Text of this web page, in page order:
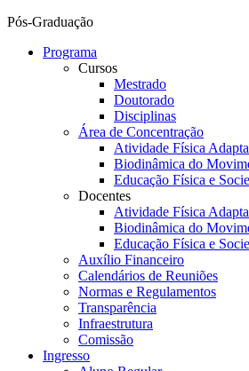
Pós-Graduação
Programa
Cursos
Mestrado
Doutorado
Disciplinas
Área de Concentração
Atividade Física
Biodinâmica do
Educação Física e
Docentes
Atividade Física
Biodinâmica do
Educação Física e
Auxílio Financeiro
Calendários de Reuniões
Normas e Regulamentos
Transparência
Infraestrutura
Comissão
Ingresso